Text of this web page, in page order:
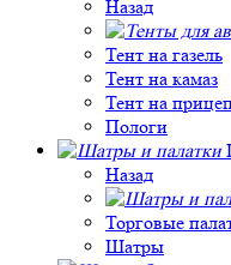
Назад
Тент на газель
Тент на камаз
Тент на
Пологи
Назад
Торговые
Шатры